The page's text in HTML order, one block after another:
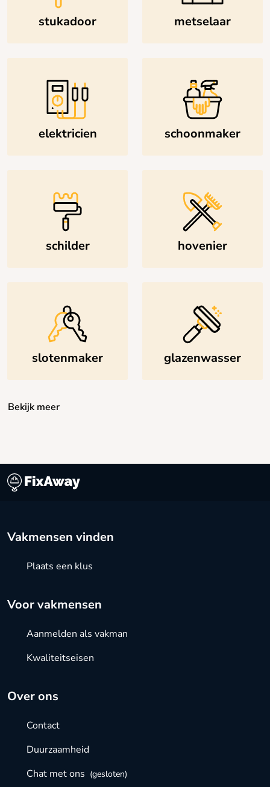
stukadoor metselaar
elektricien schoonmaker
schilder hovenier
slotenmaker glazenwasser
Bekijk meer
Over ons
Contact
Duurzaamheid
Chat met ons (gesloten)
Vakmensen vinden
Plaats een klus
Voor vakmensen
Aanmelden als vakman
Kwaliteitseisen